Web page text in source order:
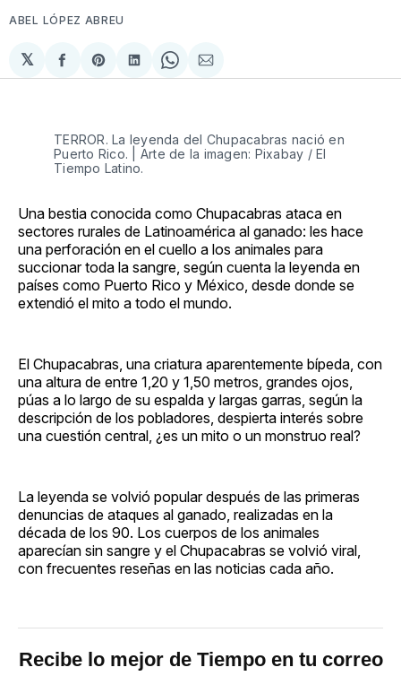
ABEL LÓPEZ ABREU
𝕏
Compartir
en
Share
on
Compartir
en
Share
on
Compartir
via
TERROR. La leyenda del Chupacabras nació en
Puerto Rico. | Arte de la imagen: Pixabay / El
Tiempo Latino.
Una bestia conocida como Chupacabras ataca en
sectores rurales de Latinoamérica al ganado: les hace
una perforación en el cuello a los animales para
succionar toda la sangre, según cuenta la leyenda en
países como Puerto Rico y México, desde donde se
extendió el mito a todo el mundo.
El Chupacabras, una criatura aparentemente bípeda, con
una altura de entre 1,20 y 1,50 metros, grandes ojos,
púas a lo largo de su espalda y largas garras, según la
descripción de los pobladores, despierta interés sobre
una cuestión central, ¿es un mito o un monstruo real?
La leyenda se volvió popular después de las primeras
denuncias de ataques al ganado, realizadas en la
década de los 90. Los cuerpos de los animales
aparecían sin sangre y el Chupacabras se volvió viral,
con frecuentes reseñas en las noticias cada año.
Recibe lo mejor de Tiempo en tu correo